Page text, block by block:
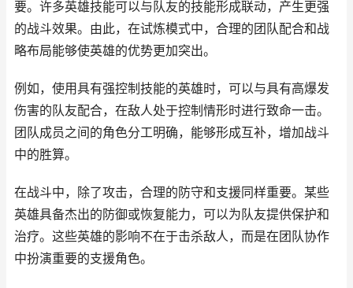
要。许多英雄技能可以与队友的技能形成联动，产生更强
的战斗效果。由此，在试炼模式中，合理的团队配合和战
略布局能够使英雄的优势更加突出。
例如，使用具有强控制技能的英雄时，可以与具有高爆发
伤害的队友配合，在敌人处于控制情形时进行致命一击。
团队成员之间的角色分工明确，能够形成互补，增加战斗
中的胜算。
在战斗中，除了攻击，合理的防守和支援同样重要。某些
英雄具备杰出的防御或恢复能力，可以为队友提供保护和
治疗。这些英雄的影响不在于击杀敌人，而是在团队协作
中扮演重要的支援角色。